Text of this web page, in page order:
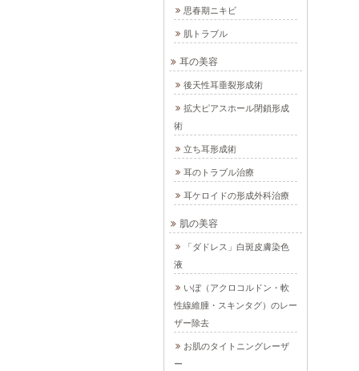
思春期ニキビ
肌トラブル
耳の美容
後天性耳垂裂形成術
拡大ピアスホール閉鎖形成
術
立ち耳形成術
耳のトラブル治療
耳ケロイドの形成外科治療
肌の美容
「ダドレス」白斑皮膚染色
液
いぼ（アクロコルドン・軟
性線維腫・スキンタグ）のレー
ザー除去
お肌のタイトニングレーザ
ー